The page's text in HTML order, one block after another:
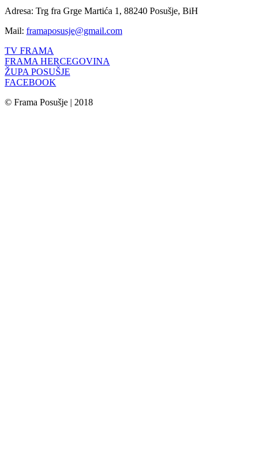
Adresa: Trg fra Grge Martića 1, 88240 Posušje, BiH
Mail: framaposusje@gmail.com
TV FRAMA
FRAMA HERCEGOVINA
ŽUPA POSUŠJE
FACEBOOK
© Frama Posušje | 2018